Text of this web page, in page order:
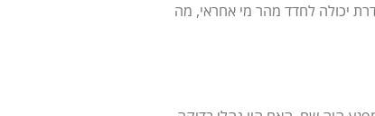
יכולה לחדד מהר מי אחראי, מה